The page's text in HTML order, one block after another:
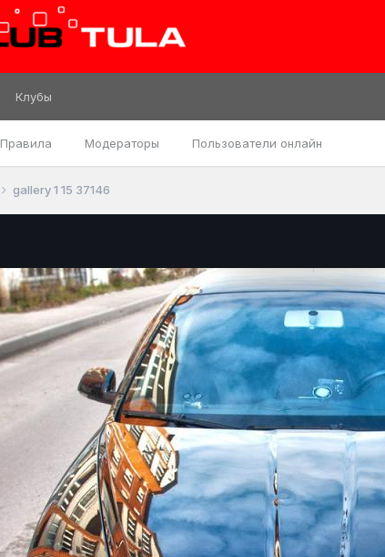
Правила Модераторы Пользователи онлайн
Клубы
gallery 1 15 37146